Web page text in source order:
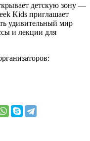
детскую зону —
Kids приглашает
удивительный мир
и лекции для